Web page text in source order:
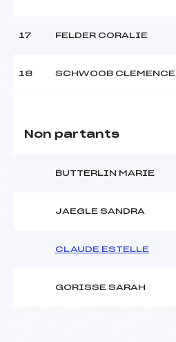
17 FELDER CORALIE
18 SCHWOOB CLEMENCE
Non partants
BUTTERLIN MARIE
JAEGLE SANDRA
CLAUDE ESTELLE
GORISSE SARAH